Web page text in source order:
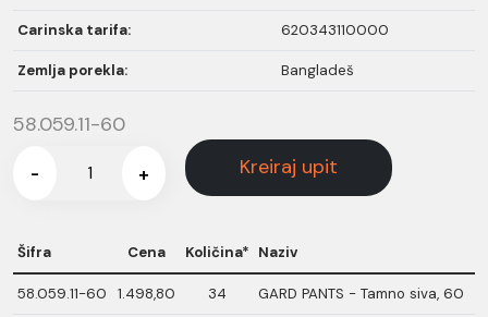
Carinska tarifa: 620343110000
Zemlja porekla: Bangladeš
58.059.11-60
- + Kreiraj upit
Šifra Cena Količina* Naziv
58.059.11-60 1.498,80 34 GARD PANTS - Tamno siva, 60